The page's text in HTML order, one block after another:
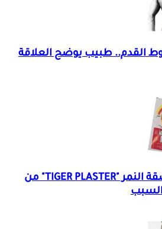
القدم.. طبيب يوضح العلاقة
عاجل| سحب لاصقة النمر "TIGER PLASTER" من
السبب